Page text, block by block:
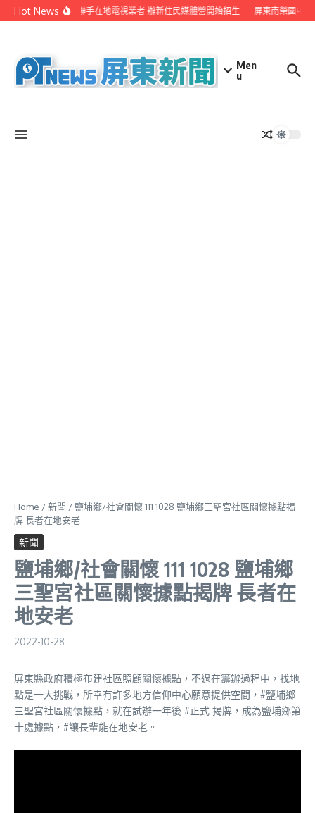
Skip to content
Hot News屏縣府聯手在地電視業者 辦新住民媒體營開始招生 屏東南榮國中
Men
u
Home /新聞 / 鹽埔鄉/社會關懷 111 1028 鹽埔鄉三聖宮社區關懷據點揭
牌 長者在地安老
新聞
鹽埔鄉/社會關懷 111 1028 鹽埔鄉
三聖宮社區關懷據點揭牌 長者在
地安老
2022-10-28
屏東縣政府積極布建社區照顧關懷據點，不過在籌辦過程中，找地
點是一大挑戰，所幸有許多地方信仰中心願意提供空間，#鹽埔鄉
三聖宮社區關懷據點，就在試辦一年後 #正式 揭牌，成為鹽埔鄉第
十處據點，#讓長輩能在地安老。